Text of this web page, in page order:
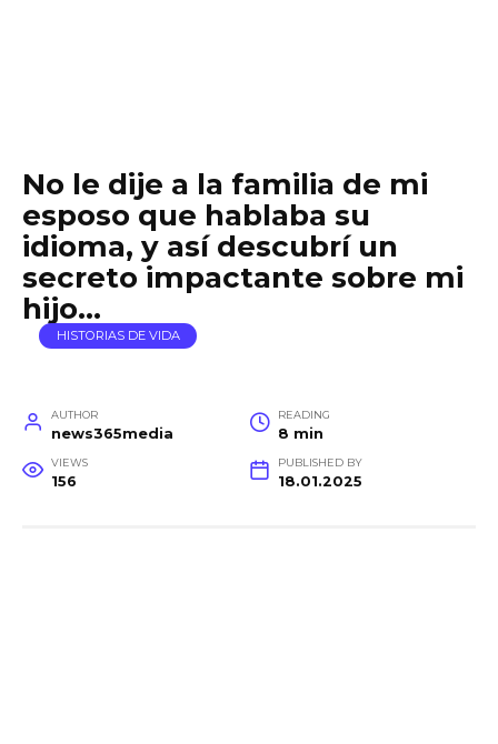
No le dije a la familia de mi
esposo que hablaba su
idioma, y ​​así descubrí un
secreto impactante sobre mi
hijo…
HISTORIAS DE VIDA
AUTHOR
news365media
READING
8 min
VIEWS
156
PUBLISHED BY
18.01.2025